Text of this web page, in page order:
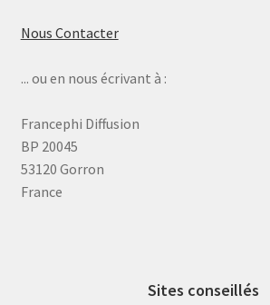
Nous Contacter
... ou en nous écrivant à :
Francephi Diffusion
BP 20045
53120 Gorron
France
Sites conseillés